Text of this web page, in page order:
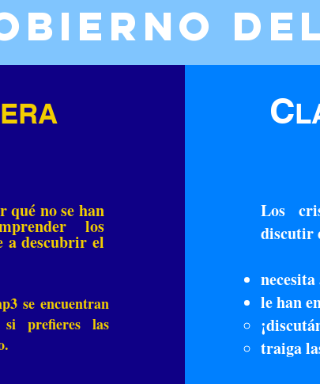
qué no se han
los
a descubrir el
se encuentran
prefieres las
C
Los
discutir
le han
traiga